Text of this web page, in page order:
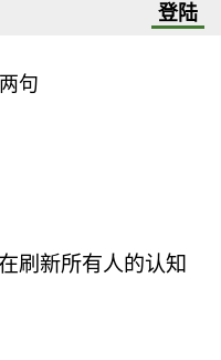
登陆
句
刷新所有人的认知